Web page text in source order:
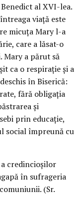
al XVI-lea.
viață este
micuța Mary l-a
care a lăsat-o
Mary a părut să
ca o respirație și a
în Biserică:
fără obligația
și
prin educație,
social împreună cu
credincioșilor
în sufrageria
(Sr.